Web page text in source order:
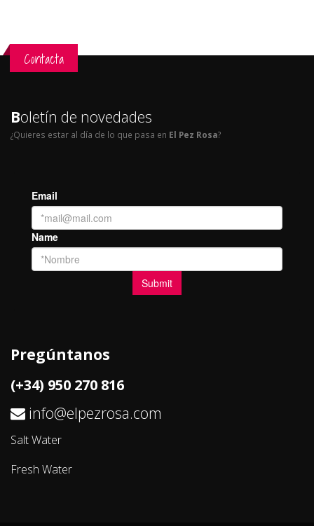
Contacta
Boletín de novedades
¿Quieres estar al día de lo que pasa en El Pez Rosa?
Pregúntanos
(+34) 950 270 816
info@elpezrosa.com
Salt Water
Fresh Water